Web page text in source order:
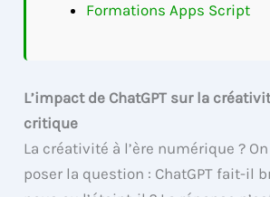
Formations Apps Script
L’impact de ChatGPT sur la
critique
La créativité à l’ère numérique ?
poser la question : ChatGPT fait-il